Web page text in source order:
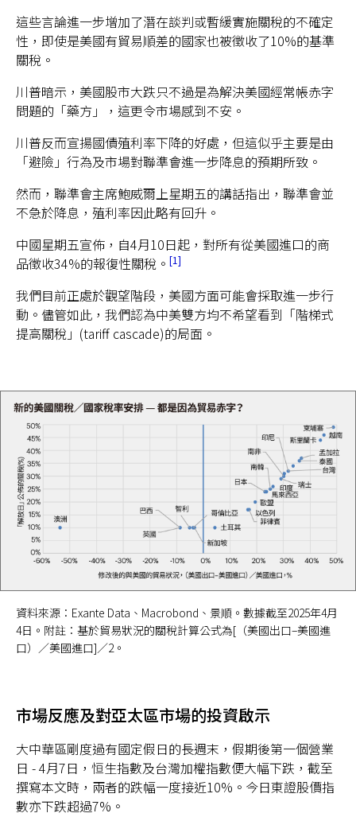
這些言論進一步增加了潛在談判或暫緩實施關稅的不確定
性，即使是美國有貿易順差的國家也被徵收了10%的基準
關稅。
川普暗示，美國股市大跌只不過是為解決美國經常帳赤字
問題的「藥方」，這更令市場感到不安。
川普反而宣揚國債殖利率下降的好處，但這似乎主要是由
「避險」行為及市場對聯準會進一步降息的預期所致。
然而，聯準會主席鮑威爾上星期五的講話指出，聯準會並
不急於降息，殖利率因此略有回升。
中國星期五宣佈，自4月10日起，對所有從美國進口的商
品徵收34%的報復性關稅。 1
我們目前正處於觀望階段，美國方面可能會採取進一步行
動。儘管如此，我們認為中美雙方均不希望看到「階梯式
提高關稅」(tariff cascade)的局面。
資料來源：Exante Data、Macrobond、景順。數據截至2025年4月
4日。附註：基於貿易狀況的關稅計算公式為[（美國出口–美國進
口）／美國進口]／2。
市場反應及對亞太區市場的投資啟示
大中華區剛度過有國定假日的長週末，假期後第一個營業
日 - 4月7日，恒生指數及台灣加權指數便大幅下跌，截至
撰寫本文時，兩者的跌幅一度接近10%。今日東證股價指
數亦下跌超過7%。